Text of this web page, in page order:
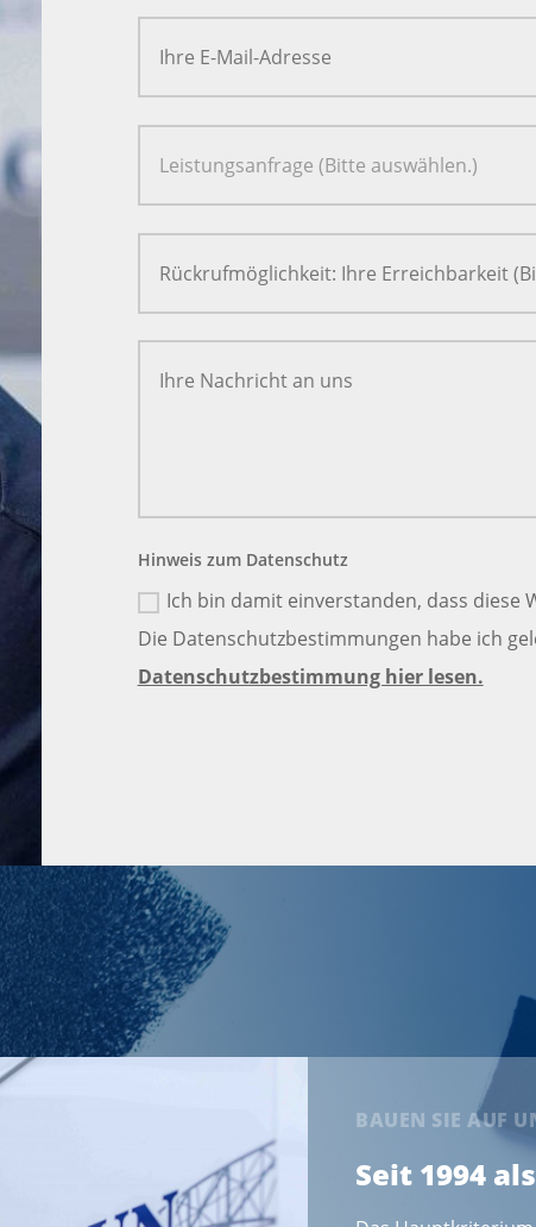
Hinweis zum Datenschutz
Ich bin damit einverstanden, dass diese
Die Datenschutzbestimmungen habe ich
Datenschutzbestimmung hier lesen.
BAUEN SIE AUF
Seit 1994